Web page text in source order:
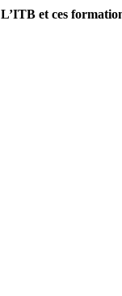
L’ITB et ces